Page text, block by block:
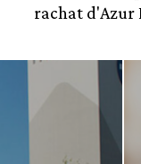
rachat d'Azur